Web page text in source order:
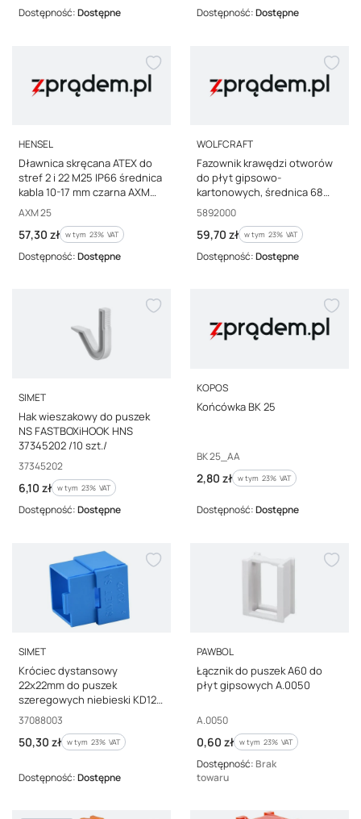
Dostępność:Dostępne Dostępność:Dostępne
PRODUCENT
HENSEL
Dławnica skręcana ATEX do
stref 2 i 22 M25 IP66 średnica
kabla 10-17 mm czarna AXM
25
Kod producenta
AXM 25
Cena brutto
57,30 zł w tym %s VAT
w tym 23% VAT
Dostępność:Dostępne
PRODUCENT
WOLFCRAFT
Fazownik krawędzi otworów
do płyt gipsowo-
kartonowych, średnica 68
mm 5892000
Kod producenta
5892000
Cena brutto
59,70 zł w tym %s VAT
w tym 23% VAT
Dostępność:Dostępne
PRODUCENT
SIMET
Hak wieszakowy do puszek
NS FASTBOXiHOOK HNS
37345202 /10 szt./
Kod producenta
37345202
Cena brutto
6,10 zł w tym %s VAT
w tym 23% VAT
Dostępność:Dostępne
PRODUCENT
KOPOS
Końcówka BK 25
Kod producenta
BK 25_AA
Cena brutto
2,80 zł w tym %s VAT
w tym 23% VAT
Dostępność:Dostępne
PRODUCENT
SIMET
Króciec dystansowy
22x22mm do puszek
szeregowych niebieski KD12
37088003 /50szt./
Kod producenta
37088003
Cena brutto
50,30 zł w tym %s VAT
w tym 23% VAT
Dostępność:Dostępne
PRODUCENT
PAWBOL
Łącznik do puszek A60 do
płyt gipsowych A.0050
Kod producenta
A.0050
Cena brutto
0,60 zł w tym %s VAT
w tym 23% VAT
Dostępność: Brak
towaru